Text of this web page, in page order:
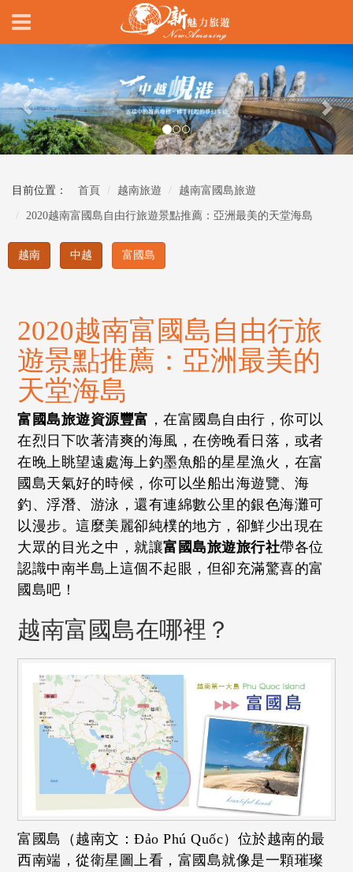
目前位置： 首頁 越南旅遊 越南富國島旅遊
2020越南富國島自由行旅遊景點推薦：亞洲最美的天堂海島
越南 中越 富國島
2020越南富國島自由行旅
遊景點推薦：亞洲最美的
天堂海島
富國島旅遊資源豐富 ，在富國島自由行，你可以
在烈日下吹著清爽的海風，在傍晚看日落，或者
在晚上眺望遠處海上釣墨魚船的星星漁火，在富
國島天氣好的時候，你可以坐船出海遊覽、海
釣、浮潛、游泳，還有連綿數公里的銀色海灘可
以漫步。這麼美麗卻純樸的地方，卻鮮少出現在
大眾的目光之中，就讓富國島旅遊旅行社帶各位
認識中南半島上這個不起眼，但卻充滿驚喜的富
國島吧！
越南富國島在哪裡？
富國島（越南文：Đảo Phú Quốc）位於越南的最
西南端，從衛星圖上看，富國島就像是一顆璀璨